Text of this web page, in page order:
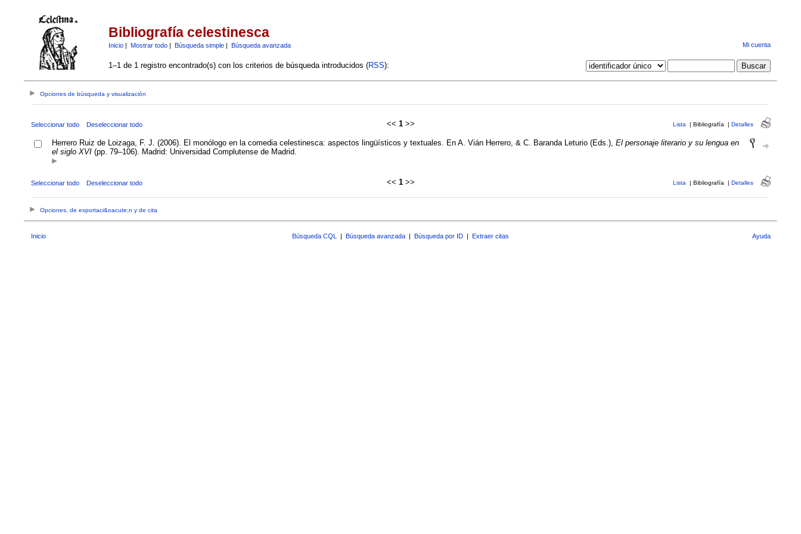
Bibliografía celestinesca
Inicio| Mostrar todo| Búsqueda simple| Búsqueda avanzada Mi cuenta
1–1 de 1 registro encontrado(s) con los criterios de búsqueda introducidos (RSS):
Opciones de búsqueda y visualización
Seleccionar todo Deseleccionar todo << 1>> Lista | Bibliografía | Detalles
Herrero Ruiz de Loizaga, F. J. (2006). El monólogo en la comedia celestinesca: aspectos lingüísticos y textuales. En A. Vián Herrero, & C. Baranda Leturio (Eds.), El personaje literario y su lengua en
el siglo XVI(pp. 79–106). Madrid: Universidad Complutense de Madrid.
Seleccionar todo Deseleccionar todo << 1>> Lista | Bibliografía | Detalles
Opciones, de exportaci&oacute;n y de cita
Inicio Búsqueda CQL | Búsqueda avanzada | Búsqueda por ID | Extraer citas Ayuda